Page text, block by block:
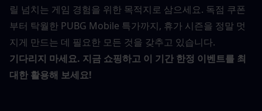
릴 넘치는 게임 경험을 위한 목적지로 삼으세요. 독점 쿠폰
부터 탁월한 PUBG Mobile 특가까지, 휴가 시즌을 정말 멋
지게 만드는 데 필요한 모든 것을 갖추고 있습니다.
기다리지 마세요. 지금 쇼핑하고 이 기간 한정 이벤트를 최
대한 활용해 보세요!